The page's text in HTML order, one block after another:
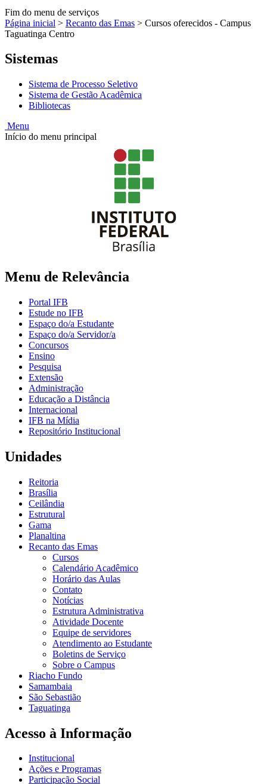
Fim do menu de serviços
Página inicial > Recanto das Emas > Cursos oferecidos - Campus
Taguatinga Centro
Sistemas
Sistema de Processo Seletivo
Sistema de Gestão Acadêmica
Bibliotecas
Menu
Início do menu principal
Menu de Relevância
Portal IFB
Estude no IFB
Espaço do/a Estudante
Espaço do/a Servidor/a
Concursos
Ensino
Pesquisa
Extensão
Administração
Educação a Distância
Internacional
IFB na Mídia
Repositório Institucional
Unidades
Reitoria
Brasília
Ceilândia
Estrutural
Gama
Planaltina
Recanto das Emas
Cursos
Calendário Acadêmico
Horário das Aulas
Contato
Notícias
Estrutura Administrativa
Atividade Docente
Equipe de servidores
Atendimento ao Estudante
Boletins de Serviço
Sobre o Campus
Riacho Fundo
Samambaia
São Sebastião
Taguatinga
Acesso à Informação
Institucional
Ações e Programas
Participação Social